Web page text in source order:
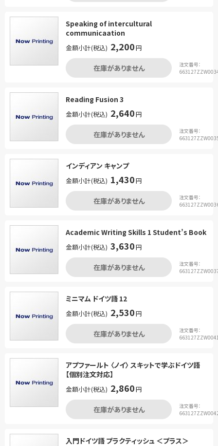
Speaking of intercultural
communicaation
金額小計(税込) 2,200円
在庫がありません
注文番号：
Reading Fusion 3
金額小計(税込) 2,640円
在庫がありません
注文番号：
インディアン キャンプ
金額小計(税込) 1,430円
在庫がありません
注文番号：
Academic Writing Skills 1 Student’s Book
金額小計(税込) 3,630円
在庫がありません
注文番号：
ミニマム ドイツ語 12
金額小計(税込) 2,530円
在庫がありません
注文番号：
アプファールト 〈ノイ〉 スキットで学ぶドイツ語
【個別注文対応】
金額小計(税込) 2,860円
在庫がありません
注文番号：
入門ドイツ語 プラクティッシュ ＜プラス＞